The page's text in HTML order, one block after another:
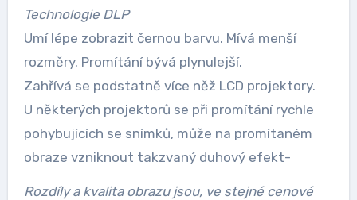
Technologie DLP
Umí lépe zobrazit černou barvu. Mívá menší
rozměry. Promítání bývá plynulejší.
Zahřívá se podstatně více něž LCD projektory.
U některých projektorů se při promítání rychle
pohybujících se snímků, může na promítaném
obraze vzniknout takzvaný duhový efekt-
Rozdíly a kvalita obrazu jsou, ve stejné cenové